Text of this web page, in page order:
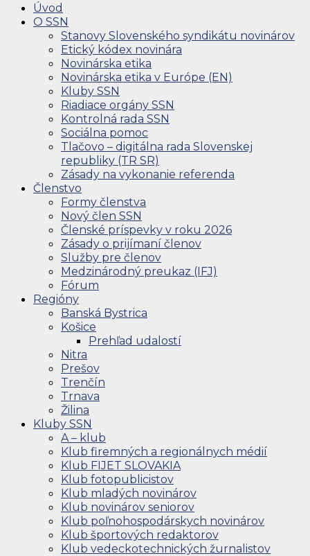
Úvod
O SSN
Stanovy Slovenského syndikátu novinárov
Etický kódex novinára
Novinárska etika
Novinárska etika v Európe (EN)
Kluby SSN
Riadiace orgány SSN
Kontrolná rada SSN
Sociálna pomoc
Tlačovo – digitálna rada Slovenskej
republiky (TR SR)
Zásady na vykonanie referenda
Členstvo
Formy členstva
Nový člen SSN
Členské príspevky v roku 2026
Zásady o prijímaní členov
Služby pre členov
Medzinárodný preukaz (IFJ)
Fórum
Regióny
Banská Bystrica
Košice
Prehľad udalostí
Nitra
Prešov
Trenčín
Trnava
Žilina
Kluby SSN
A – klub
Klub firemných a regionálnych médií
Klub FIJET SLOVAKIA
Klub fotopublicistov
Klub mladých novinárov
Klub novinárov seniorov
Klub poľnohospodárskych novinárov
Klub športových redaktorov
Klub vedeckotechnických žurnalistov